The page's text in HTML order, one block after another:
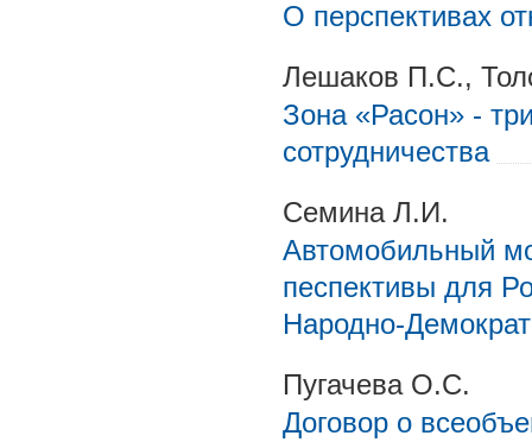
О перспективах
Лешаков П.С.,
Зона «Расон» -
сотрудничества
Семина Л.И.
Автомобильный
песпективы для
Народно-
Пугачева О.С.
Договор о